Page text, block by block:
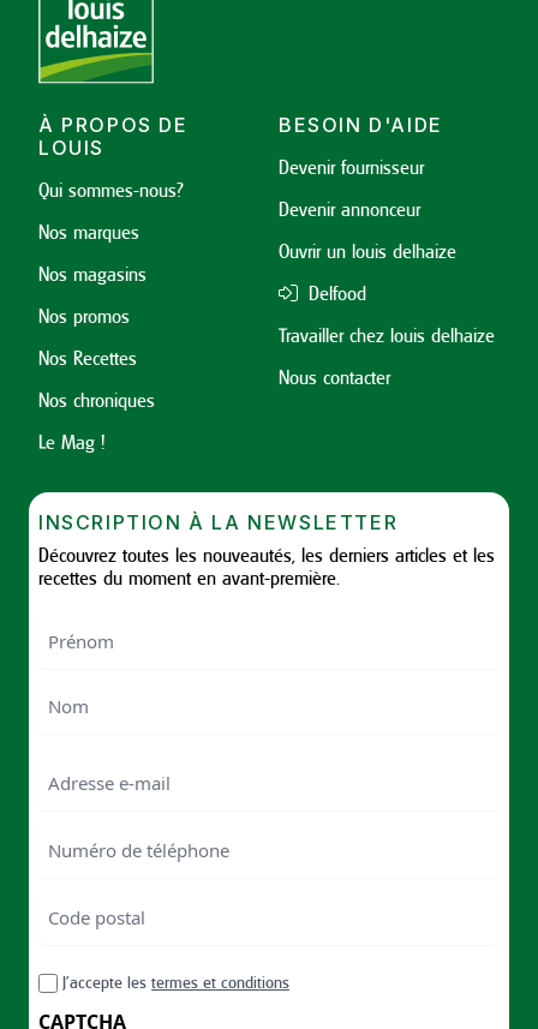
À PROPOS DE
LOUIS
Qui sommes-nous?
Nos marques
Nos magasins
Nos promos
Nos Recettes
Nos chroniques
Le Mag !
BESOIN D'AIDE
Devenir fournisseur
Devenir annonceur
Ouvrir un louis delhaize
Delfood
Travailler chez louis delhaize
Nous contacter
INSCRIPTION À LA NEWSLETTER
Découvrez toutes les nouveautés, les derniers articles et les
recettes du moment en avant-première.
de
postal
postal
RGPDJ’accepte les termes et conditions
CAPTCHA